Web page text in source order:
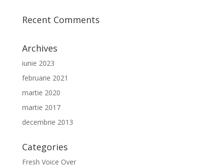
Recent Comments
Archives
iunie 2023
februarie 2021
martie 2020
martie 2017
decembrie 2013
Categories
Fresh Voice Over